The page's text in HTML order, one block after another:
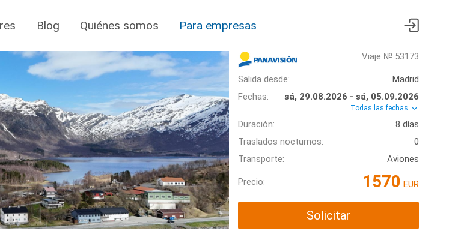
Blog Quiénes somos Para empresas
Viaje № 53173
Salida desde:
Madrid
Fechas:
sá, 29.08.2026 - sá, 05.09.2026
Todas las fechas
Duración:
8 días
Traslados nocturnos:
0
Transporte:
Aviones
Precio: 1570 EUR
Solicitar